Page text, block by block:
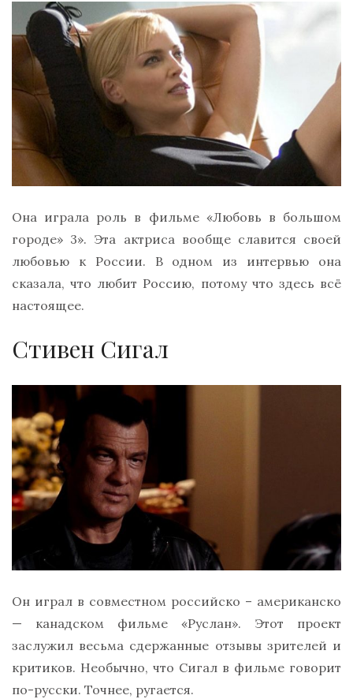
Она играла роль в фильме «Любовь в большом
городе» 3». Эта актриса вообще славится своей
любовью к России. В одном из интервью она
сказала, что любит Россию, потому что здесь всё
настоящее.
Стивен Сигал
Он играл в совместном российско – американско
— канадском фильме «Руслан». Этот проект
заслужил весьма сдержанные отзывы зрителей и
критиков. Необычно, что Сигал в фильме говорит
по-русски. Точнее, ругается.